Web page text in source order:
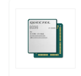
Produits
Vidéos